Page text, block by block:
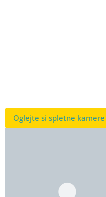
Oglejte si spletne kamere